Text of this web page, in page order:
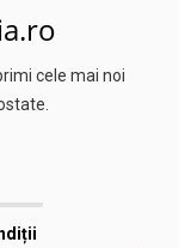
cele mai noi